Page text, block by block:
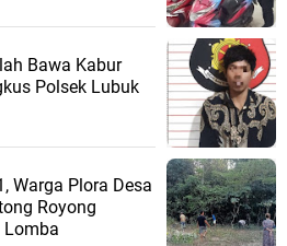
Bawa Kabur
Polsek Lubuk
Warga Plora Desa
Royong
Lomba